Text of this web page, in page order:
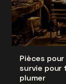
Pièces
survie pour
plumer